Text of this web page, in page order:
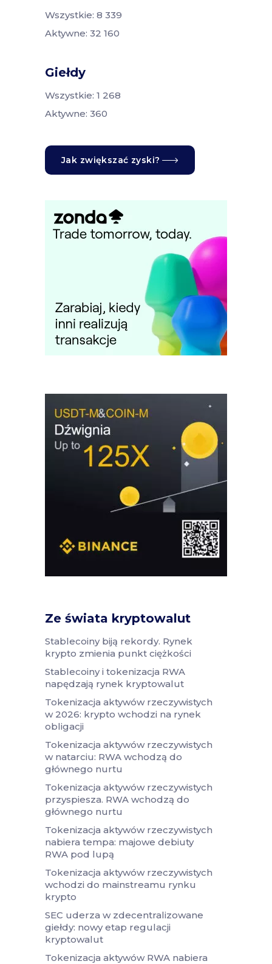
Wszystkie: 8 339
Aktywne: 32 160
Giełdy
Wszystkie: 1 268
Aktywne: 360
Jak zwiększać zyski?
Ze świata kryptowalut
Stablecoiny biją rekordy. Rynek
krypto zmienia punkt ciężkości
Stablecoiny i tokenizacja RWA
napędzają rynek kryptowalut
Tokenizacja aktywów rzeczywistych
w 2026: krypto wchodzi na rynek
obligacji
Tokenizacja aktywów rzeczywistych
w natarciu: RWA wchodzą do
głównego nurtu
Tokenizacja aktywów rzeczywistych
przyspiesza. RWA wchodzą do
głównego nurtu
Tokenizacja aktywów rzeczywistych
nabiera tempa: majowe debiuty
RWA pod lupą
Tokenizacja aktywów rzeczywistych
wchodzi do mainstreamu rynku
krypto
SEC uderza w zdecentralizowane
giełdy: nowy etap regulacji
kryptowalut
Tokenizacja aktywów RWA nabiera